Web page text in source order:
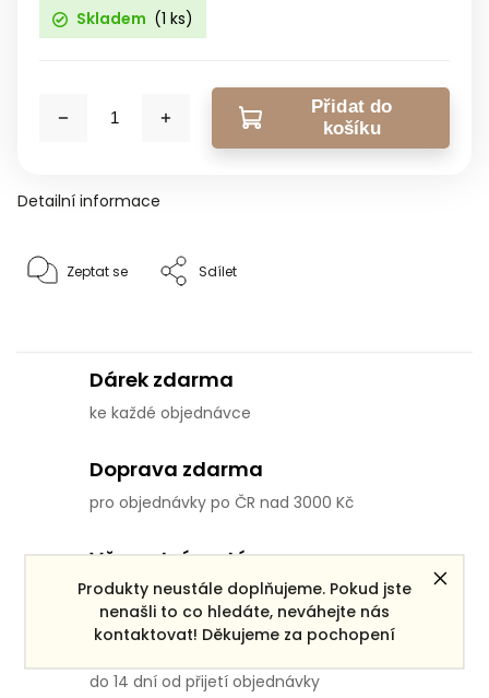
Produkty neustále doplňujeme. Pokud jste
nenašli to co hledáte, neváhejte nás
kontaktovat! Děkujeme za pochopení
Skladem (1 ks)
Přidat do
košíku
Detailní informace
Zeptat se Sdílet
Dárek zdarma
ke každé objednávce
Doprava zdarma
pro objednávky po ČR nad 3000 Kč
Věrnostní systém
pro všechny registrované zákazníky
Výměna nevhodného zboží
do 14 dní od přijetí objednávky